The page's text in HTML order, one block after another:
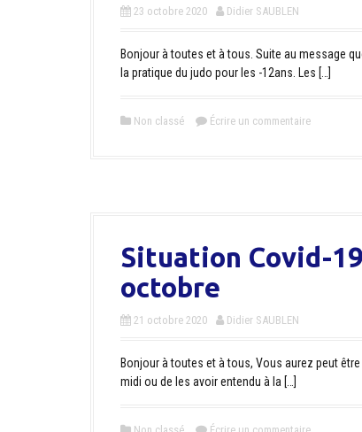
23 octobre 2020 Didier SAUBLEN
Bonjour à toutes et à tous. Suite au message
la pratique du judo pour les -12ans. Les […]
Non classé Écrire un commentaire
Situation Covid-
octobre
21 octobre 2020 Didier SAUBLEN
Bonjour à toutes et à tous, Vous aurez peut
midi ou de les avoir entendu à la […]